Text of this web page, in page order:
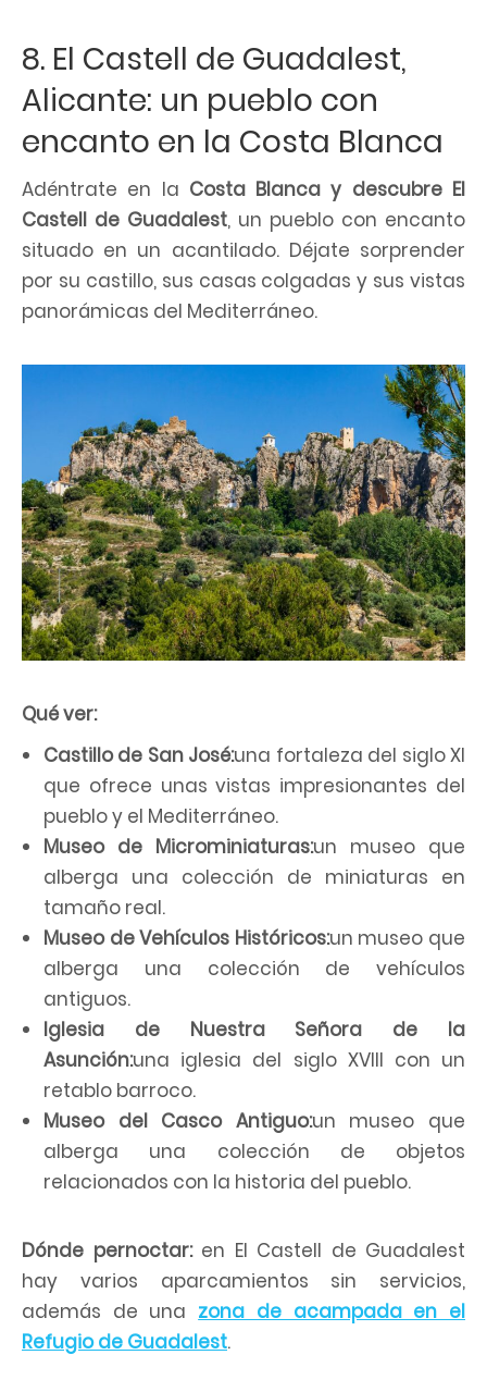
8. El Castell de Guadalest,
Alicante: un pueblo con
encanto en la Costa Blanca
Adéntrate en la Costa Blanca y descubre El
Castell de Guadalest, un pueblo con encanto
situado en un acantilado. Déjate sorprender
por su castillo, sus casas colgadas y sus vistas
panorámicas del Mediterráneo.
Qué ver:
Castillo de San José:una fortaleza del siglo XI
que ofrece unas vistas impresionantes del
pueblo y el Mediterráneo.
Museo de Microminiaturas:un museo que
alberga una colección de miniaturas en
tamaño real.
Museo de Vehículos Históricos:un museo que
alberga una colección de vehículos
antiguos.
Iglesia de Nuestra Señora de la
Asunción:una iglesia del siglo XVIII con un
retablo barroco.
Museo del Casco Antiguo:un museo que
alberga una colección de objetos
relacionados con la historia del pueblo.
Dónde pernoctar:en El Castell de Guadalest
hay varios aparcamientos sin servicios,
además de una zona de acampada en el
Refugio de Guadalest.